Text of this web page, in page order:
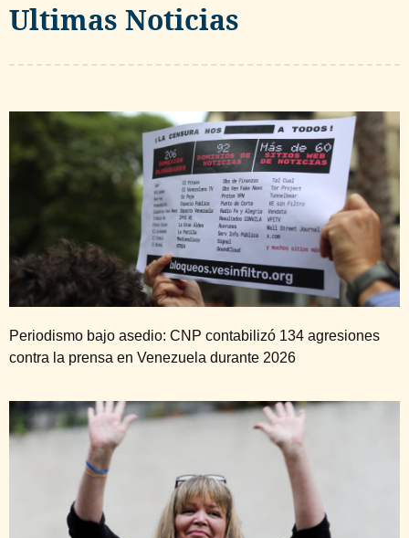
Ultimas Noticias
Periodismo bajo asedio: CNP contabilizó 134 agresiones
contra la prensa en Venezuela durante 2026